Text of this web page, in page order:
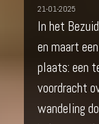
21-01-2025
In het
en maart
plaats: een
voordracht
wandeling